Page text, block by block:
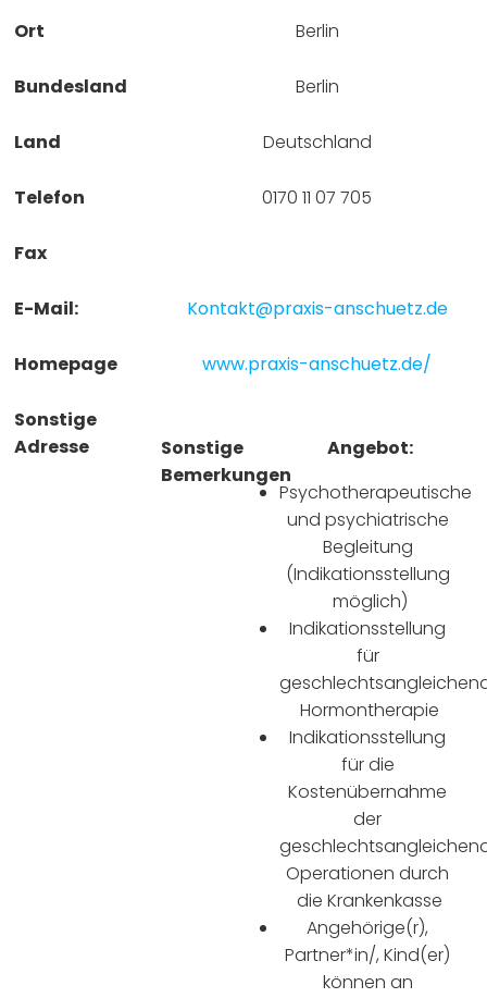
Ort Berlin
Bundesland Berlin
Land Deutschland
Telefon 0170 11 07 705
Fax
E-Mail: Kontakt@praxis-anschuetz.de
Homepage www.praxis-anschuetz.de/
Sonstige
Adresse
Sonstige
Bemerkungen
Angebot:
Psychotherapeutische
und psychiatrische
Begleitung
(Indikationsstellung
möglich)
Indikationsstellung
für
Hormontherapie
Indikationsstellung
für die
Kostenübernahme
der
Operationen durch
die Krankenkasse
Angehörige(r),
Partner*in/, Kind(er)
können an